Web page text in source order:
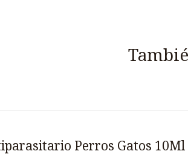
Perros Gatos 10Ml